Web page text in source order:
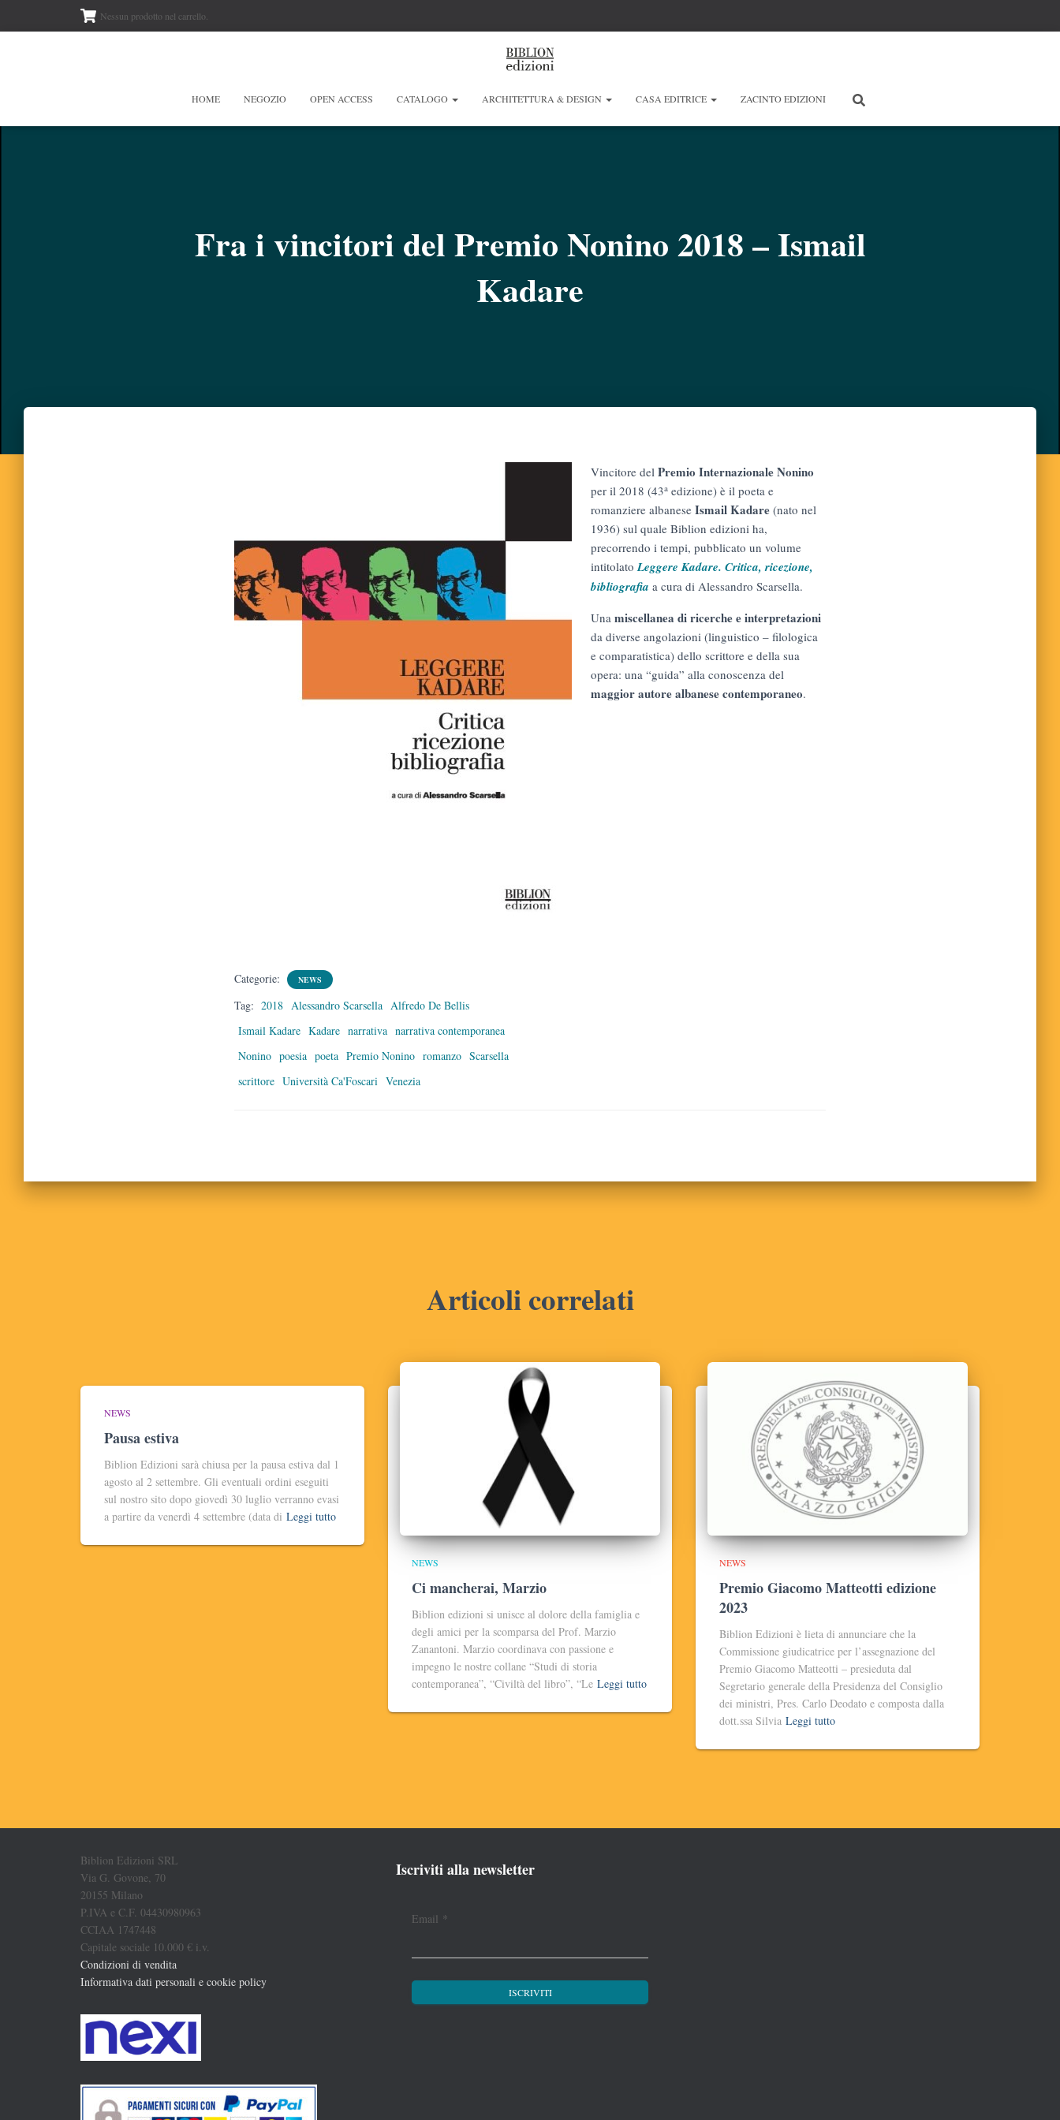
Nessun prodotto nel carrello.
HOME NEGOZIO OPEN ACCESS CATALOGO ARCHITETTURA & DESIGN CASA EDITRICE ZACINTO EDIZIONI
Fra i vincitori del Premio Nonino 2018 – Ismail
Kadare
Vincitore del Premio Internazionale Nonino
per il 2018 (43a edizione) è il poeta e
romanziere albanese Ismail Kadare (nato nel
1936) sul quale Biblion edizioni ha,
precorrendo i tempi, pubblicato un volume
intitolatoLeggere Kadare. Critica, ricezione,
bibliografia a cura di Alessandro Scarsella.
Una miscellanea di ricerche e interpretazioni
da diverse angolazioni (linguistico – filologica
e comparatistica) dello scrittore e della sua
opera: una “guida” alla conoscenza del
maggior autore albanese contemporaneo.
Categorie: NEWS
Tag: 2018 Alessandro Scarsella Alfredo De Bellis
Ismail Kadare Kadare narrativa narrativa contemporanea
Nonino poesia poeta Premio Nonino romanzo Scarsella
scrittore Università Ca'Foscari Venezia
Articoli correlati
NEWS
Pausa estiva
Biblion Edizioni sarà chiusa per la pausa estiva dal 1
agosto al 2 settembre. Gli eventuali ordini eseguiti
sul nostro sito dopo giovedì 30 luglio verranno evasi
a partire da venerdì 4 settembre (data di Leggi tutto
NEWS
Ci mancherai, Marzio
Biblion edizioni si unisce al dolore della famiglia e
degli amici per la scomparsa del Prof. Marzio
Zanantoni. Marzio coordinava con passione e
impegno le nostre collane “Studi di storia
contemporanea”, “Civiltà del libro”, “Le Leggi tutto
NEWS
Premio Giacomo Matteotti edizione
2023
Biblion Edizioni è lieta di annunciare che la
Commissione giudicatrice per l’assegnazione del
Premio Giacomo Matteotti – presieduta dal
Segretario generale della Presidenza del Consiglio
dei ministri, Pres. Carlo Deodato e composta dalla
dott.ssa Silvia Leggi tutto
Biblion Edizioni SRL
Via G. Govone, 70
20155 Milano
P.IVA e C.F. 04430980963
CCIAA 1747448
Capitale sociale 10.000 € i.v.
Condizioni di vendita
Informativa dati personali e cookie policy
Iscriviti alla newsletter
Email *